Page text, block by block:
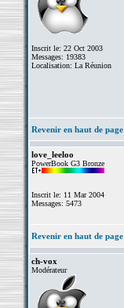
Inscrit le: 22 Oct 2003
Messages: 19383
Localisation: La Réunion
Revenir en haut de page
love_leeloo
PowerBook G3 Bronze
Inscrit le: 11 Mar 2004
Messages: 5473
Revenir en haut de page
ch-vox
Modérateur